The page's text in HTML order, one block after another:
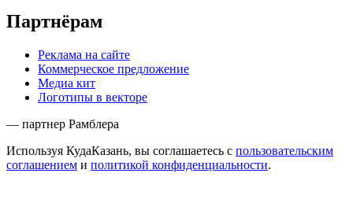
Партнёрам
Реклама на сайте
Коммерческое предложение
Медиа кит
Логотипы в векторе
— партнер Рамблера
Используя КудаКазань, вы соглашаетесь с пользовательским
соглашением и политикой конфиденциальности.